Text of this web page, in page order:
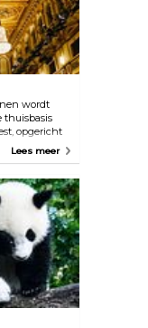
wordt
thuisbasis
opgericht
hele wereld
de meest
Vanuit de
op
Orkest
uit
tijd.
Lees meer